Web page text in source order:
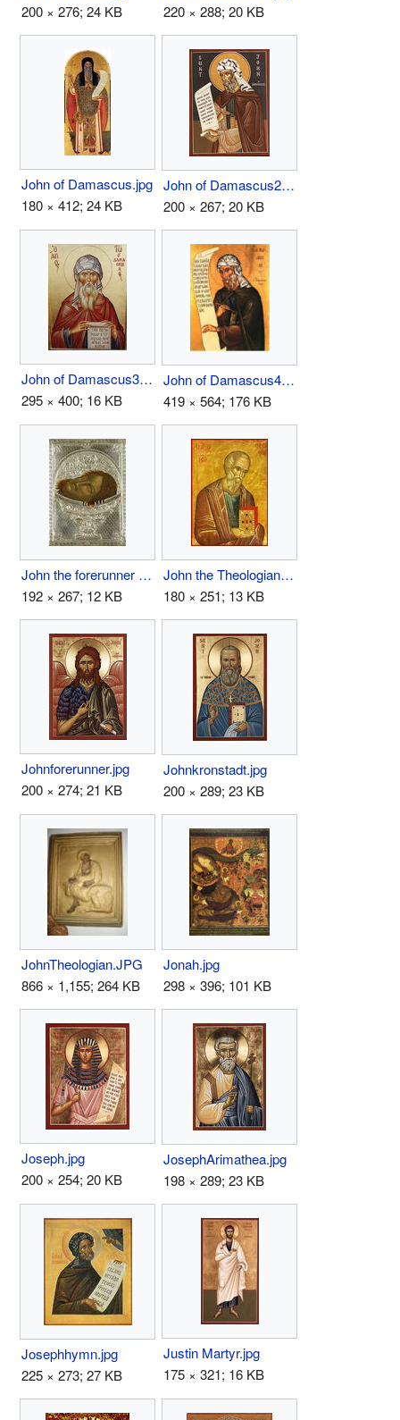
200 × 276; 24 KB
220 × 288; 20 KB
John of Damascus.jpg
180 × 412; 24 KB
John of Damascus2.jpg
200 × 267; 20 KB
John of Damascus3.jpg
295 × 400; 16 KB
John of Damascus4.jpg
419 × 564; 176 KB
John the forerunner head.jpg
192 × 267; 12 KB
John the Theologian.jpg
180 × 251; 13 KB
Johnforerunner.jpg
200 × 274; 21 KB
Johnkronstadt.jpg
200 × 289; 23 KB
JohnTheologian.JPG
866 × 1,155; 264 KB
Jonah.jpg
298 × 396; 101 KB
Joseph.jpg
200 × 254; 20 KB
JosephArimathea.jpg
198 × 289; 23 KB
Josephhymn.jpg
225 × 273; 27 KB
Justin Martyr.jpg
175 × 321; 16 KB